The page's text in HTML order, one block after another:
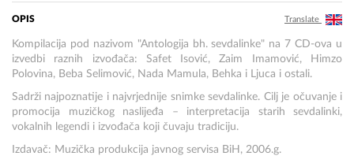
OPIS Translate
Kompilacija pod nazivom "Antologija bh. sevdalinke" na 7 CD-ova u
izvedbi raznih izvođača: Safet Isović, Zaim Imamović, Himzo
Polovina, Beba Selimović, Nada Mamula, Behka i Ljuca i ostali.
Sadrži najpoznatije i najvrjednije snimke sevdalinke. Cilj je očuvanje i
promocija muzičkog naslijeđa – interpretacija starih sevdalinki,
vokalnih legendi i izvođača koji čuvaju tradiciju.
Izdavač: Muzička produkcija javnog servisa BiH, 2006.g.